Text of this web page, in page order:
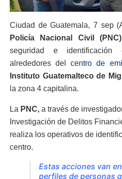
Ciudad de Guatemala, 7 sep
Policía Nacional Civil (PNC)
seguridad e
alrededores delcentro de
Instituto Guatemalteco de
la zona 4 capitalina.
La PNC, a través de
Investigación de Delitos
realiza los operativos de
centro.
Estas acciones van
perfiles de personas